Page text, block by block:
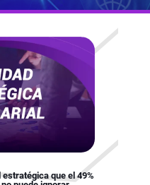
que el 49%